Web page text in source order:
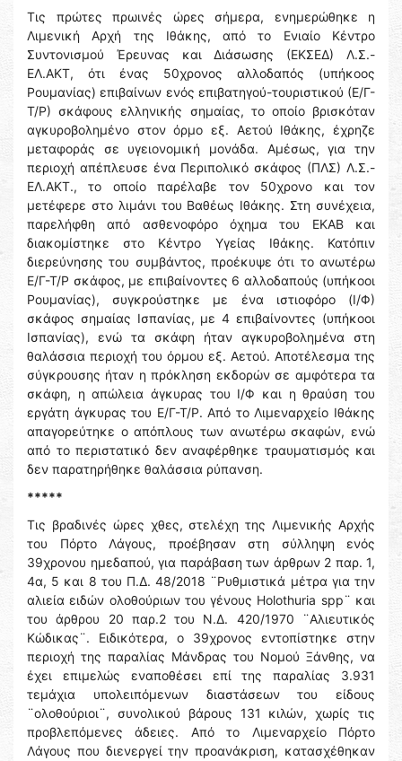
Τις πρώτες πρωινές ώρες σήμερα, ενημερώθηκε η
Λιμενική Αρχή της Ιθάκης, από το Ενιαίο Κέντρο
Συντονισμού Έρευνας και Διάσωσης (ΕΚΣΕΔ) Λ.Σ.-
ΕΛ.ΑΚΤ, ότι ένας 50χρονος αλλοδαπός (υπήκοος
Ρουμανίας) επιβαίνων ενός επιβατηγού-τουριστικού (Ε/Γ-
Τ/Ρ) σκάφους ελληνικής σημαίας, το οποίο βρισκόταν
αγκυροβολημένο στον όρμο εξ. Αετού Ιθάκης, έχρηζε
μεταφοράς σε υγειονομική μονάδα. Αμέσως, για την
περιοχή απέπλευσε ένα Περιπολικό σκάφος (ΠΛΣ) Λ.Σ.-
ΕΛ.ΑΚΤ., το οποίο παρέλαβε τον 50χρονο και τον
μετέφερε στο λιμάνι του Βαθέως Ιθάκης. Στη συνέχεια,
παρελήφθη από ασθενοφόρο όχημα του ΕΚΑΒ και
διακομίστηκε στο Κέντρο Υγείας Ιθάκης. Κατόπιν
διερεύνησης του συμβάντος, προέκυψε ότι το ανωτέρω
Ε/Γ-Τ/Ρ σκάφος, με επιβαίνοντες 6 αλλοδαπούς (υπήκοοι
Ρουμανίας), συγκρούστηκε με ένα ιστιοφόρο (Ι/Φ)
σκάφος σημαίας Ισπανίας, με 4 επιβαίνοντες (υπήκοοι
Ισπανίας), ενώ τα σκάφη ήταν αγκυροβολημένα στη
θαλάσσια περιοχή του όρμου εξ. Αετού. Αποτέλεσμα της
σύγκρουσης ήταν η πρόκληση εκδορών σε αμφότερα τα
σκάφη, η απώλεια άγκυρας του Ι/Φ και η θραύση του
εργάτη άγκυρας του Ε/Γ-Τ/Ρ. Από το Λιμεναρχείο Ιθάκης
απαγορεύτηκε ο απόπλους των ανωτέρω σκαφών, ενώ
από το περιστατικό δεν αναφέρθηκε τραυματισμός και
δεν παρατηρήθηκε θαλάσσια ρύπανση.
*****
Τις βραδινές ώρες χθες, στελέχη της Λιμενικής Αρχής
του Πόρτο Λάγους, προέβησαν στη σύλληψη ενός
39χρονου ημεδαπού, για παράβαση των άρθρων 2 παρ. 1,
4α, 5 και 8 του Π.Δ. 48/2018 ¨Ρυθμιστικά μέτρα για την
αλιεία ειδών ολοθούριων του γένους Holothuria spp¨ και
του άρθρου 20 παρ.2 του Ν.Δ. 420/1970 ¨Αλιευτικός
Κώδικας¨. Ειδικότερα, ο 39χρονος εντοπίστηκε στην
περιοχή της παραλίας Μάνδρας του Νομού Ξάνθης, να
έχει επιμελώς εναποθέσει επί της παραλίας 3.931
τεμάχια υπολειπόμενων διαστάσεων του είδους
¨ολοθούριοι¨, συνολικού βάρους 131 κιλών, χωρίς τις
προβλεπόμενες άδειες. Από το Λιμεναρχείο Πόρτο
Λάγους που διενεργεί την προανάκριση, κατασχέθηκαν